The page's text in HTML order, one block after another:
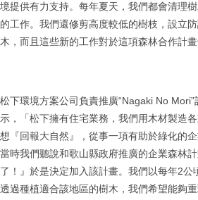
境提供有力支持。每年夏天，我們都會清理
的工作。我們還修剪高度較低的樹枝，設立
木，而且這些新的工作對於這項森林合作計畫
松下環境方案公司負責推廣“Nagaki No
示，「松下擁有住宅業務，我們用木材製造
想『回報大自然』，從事一項有助於綠化的企
當時我們聽說和歌山縣政府推廣的企業森林
了！』於是決定加入該計畫。我們以每年2公
透過種植適合該地區的樹木，我們希望能夠